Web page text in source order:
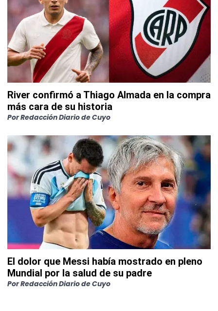
River confirmó a Thiago Almada en la compra
más cara de su historia
PorRedacción Diario de Cuyo
El dolor que Messi había mostrado en pleno
Mundial por la salud de su padre
PorRedacción Diario de Cuyo